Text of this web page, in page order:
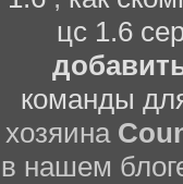
цс 1.6
команды
хозяина
в нашем